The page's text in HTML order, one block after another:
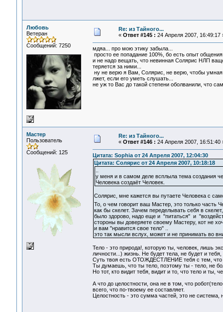
Любовь
Ветеран
Сообщений: 7250
Re: из Тайного...
« Ответ #145 : 24 Апреля 2007, 16:49:17
мдяа... про мою этику забыла...
просто ее попадание 100%, бо есть опыт
и не надо вещать, что невинная Солярис НЛП
теряется за ними...
ну не верю я Вам, Солярис, не верю, чтобы
лжет, если его уметь слушать...
не уж то Вас до такой степени оболванили, что
Мастер
Пользователь
Сообщений: 125
Re: из Тайного...
« Ответ #146 : 24 Апреля 2007, 16:51:40
Цитата: Sophia от 24 Апреля 2007, 12:04:30
Цитата: Солярис от 24 Апреля 2007, 10:18:18
у меня и в самом деле всплыла тема создания
Человека создаёт Человек.
Солярис, мне кажется вы путаете Человека с
То, о чем говорит ваш Мастер, это только часть
как бы скелет. Зачем переделывать себя в
было здорово, надо еще и "питаться" и
стороны вы доверяете своему Мастеру, кот не
и вам "нравится свое тело" ..
это так мысли вслух, может и не принимать во
Тело - это природа!, которую ты, человек, лишь
личности...) жизнь. Не будет тела, не будет и
Суть твоя есть ОТОЖДЕСТЛЕНИЕ тебя с тем,
Ты думаешь, что ты тело, поэтому ты - тело, не
Но тот, кто видит тебя, видит и то, что тело и ты,
А что до целостности, она не в том, что
всего, что по-твоему ее составляет.
Целостность - это сумма частей, это не